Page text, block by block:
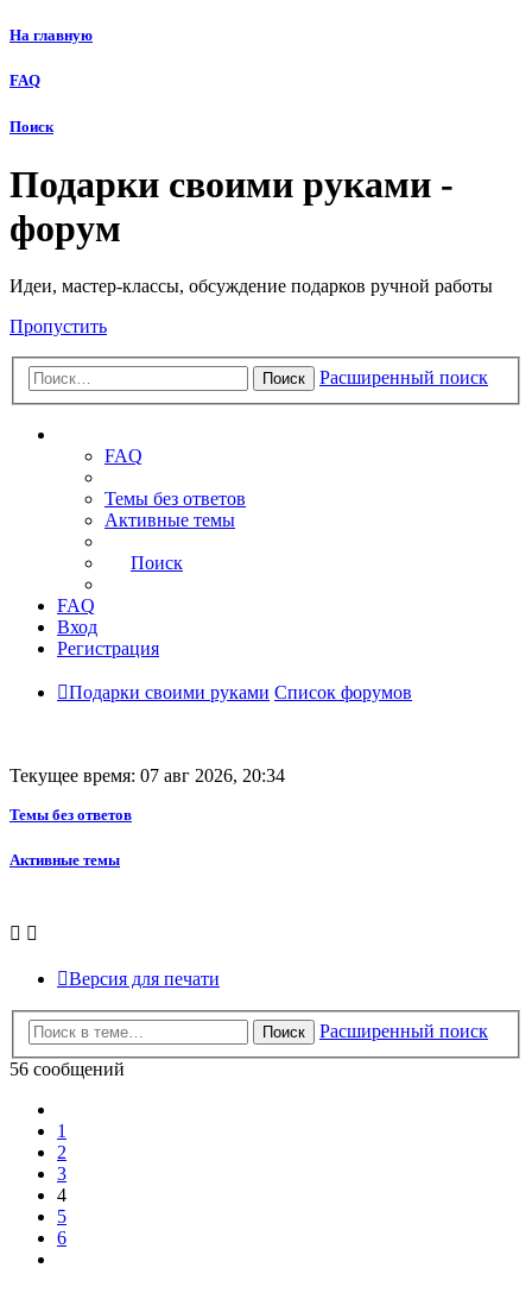
На главную
FAQ
Поиск
Подарки своими руками -
форум
Идеи, мастер-классы, обсуждение подарков ручной работы
Пропустить
Поиск Расширенный поиск
FAQ
Темы без ответов
Активные темы
Поиск
FAQ
Вход
Регистрация
Подарки своими руками Список форумов
Текущее время: 07 авг 2026, 20:34
Темы без ответов
Активные темы
Версия для печати
Поиск
Расширенный поиск
56 сообщений
1
2
3
4
5
6